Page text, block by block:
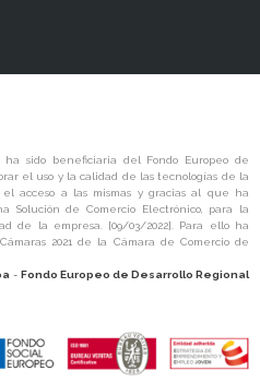
ha sido beneficiaria del Fondo Europeo de
el uso y la calidad de las tecnologías de la
acceso a las mismas y gracias al que ha
Solución de Comercio Electrónico, para la
de la empresa. [09/03/2022]. Para ello ha
2021 de la Cámara de Comercio de
- Fondo Europeo de Desarrollo Regional